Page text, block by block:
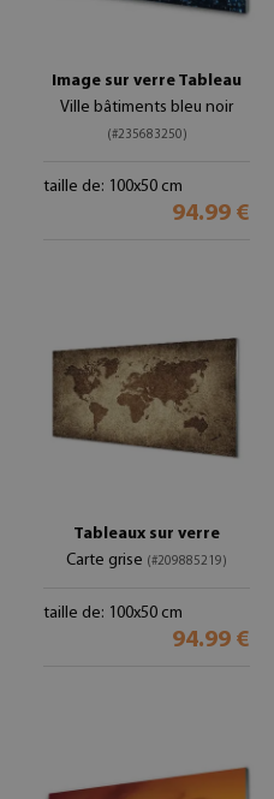
Image sur verre Tableau
Ville bâtiments bleu noir
(#235683250)
taille de: 100x50 cm
94.99 €
Tableaux sur verre
Carte grise (#209885219)
taille de: 100x50 cm
94.99 €